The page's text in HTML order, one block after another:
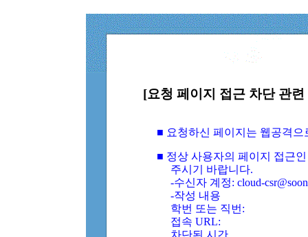
[요청 페이지 접근 차단 관
■ 요청하신 페이지는 웹공격
■ 정상 사용자의 페이지 접근
주시기 바랍니다.
-수신자 계정: cloud-
-작성 내용
학번 또는 직번:
접속 URL:
차단된 시간